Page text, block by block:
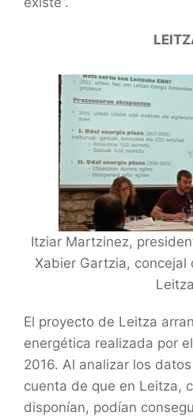
Itziar Martzinez,
Xabier Gartzia,
El proyecto de Leitza
energética realizada por
2016. Al analizar los
cuenta de que en Leitza,
disponían, podían